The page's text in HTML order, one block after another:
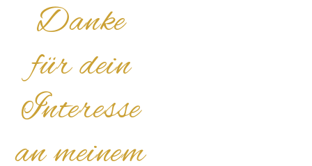
Danke
für dein
Interesse
an meinem